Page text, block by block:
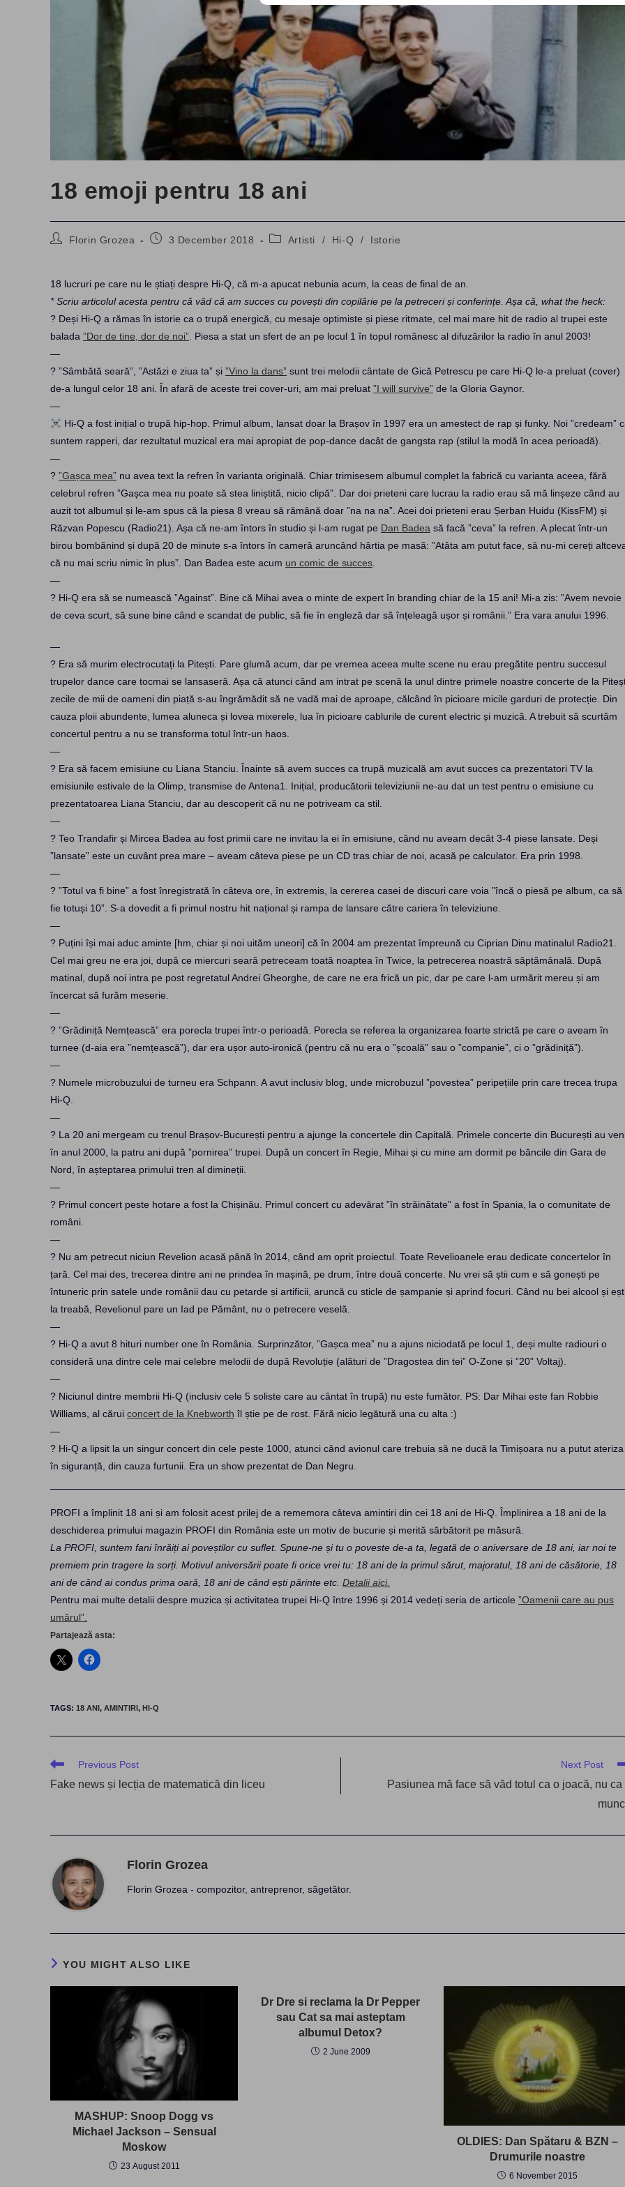
18 emoji pentru 18 ani
PostFlorin Grozea
Post3 December 2018
PostArtisti / Hi-Q / Istorie
18 lucruri pe care nu le știați despre Hi-Q, că m-a apucat nebunia acum, la ceas de final de an.
* Scriu articolul acesta pentru că văd că am succes cu povești din copilărie pe la petreceri și conferințe. Așa că, what the heck:
? Deși Hi-Q a rămas în istorie ca o trupă energică, cu mesaje optimiste și piese ritmate, cel mai mare hit de radio al trupei este
balada ”Dor de tine, dor de noi”. Piesa a stat un sfert de an pe locul 1 în topul românesc al difuzărilor la radio în anul 2003!
—
? ”Sâmbătă seară”, ”Astăzi e ziua ta” și ”Vino la dans” sunt trei melodii cântate de Gică Petrescu pe care Hi-Q le-a preluat (cover)
de-a lungul celor 18 ani. În afară de aceste trei cover-uri, am mai preluat ”I will survive” de la Gloria Gaynor.
—
Hi-Q a fost inițial o trupă hip-hop. Primul album, lansat doar la Brașov în 1997 era un amestect de rap și funky. Noi ”credeam”
suntem rapperi, dar rezultatul muzical era mai apropiat de pop-dance dacât de gangsta rap (stilul la modă în acea perioadă).
—
? ”Gașca mea” nu avea text la refren în varianta originală. Chiar trimisesem albumul complet la fabrică cu varianta aceea, fără
celebrul refren ”Gașca mea nu poate să stea liniștită, nicio clipă”. Dar doi prieteni care lucrau la radio erau să mă linșeze când au
auzit tot albumul și le-am spus că la piesa 8 vreau să rămână doar ”na na na”. Acei doi prieteni erau Șerban Huidu (KissFM) și
Răzvan Popescu (Radio21). Așa că ne-am întors în studio și l-am rugat pe Dan Badea să facă ”ceva” la refren. A plecat într-un
birou bombănind și după 20 de minute s-a întors în cameră aruncând hârtia pe masă: ”Atâta am putut face, să nu-mi cereți
că nu mai scriu nimic în plus”. Dan Badea este acum un comic de succes.
—
? Hi-Q era să se numească ”Against”. Bine că Mihai avea o minte de expert în branding chiar de la 15 ani! Mi-a zis: ”Avem nevoie
de ceva scurt, să sune bine când e scandat de public, să fie în engleză dar să înțeleagă ușor și românii.” Era vara anului 1996.
—
? Era să murim electrocutați la Pitești. Pare glumă acum, dar pe vremea aceea multe scene nu erau pregătite pentru succesul
trupelor dance care tocmai se lansaseră. Așa că atunci când am intrat pe scenă la unul dintre primele noastre concerte de la
zecile de mii de oameni din piață s-au îngrămădit să ne vadă mai de aproape, călcând în picioare micile garduri de protecție. Din
cauza ploii abundente, lumea aluneca și lovea mixerele, lua în picioare cablurile de curent electric și muzică. A trebuit să scurtăm
concertul pentru a nu se transforma totul într-un haos.
—
? Era să facem emisiune cu Liana Stanciu. Înainte să avem succes ca trupă muzicală am avut succes ca prezentatori TV la
emisiunile estivale de la Olimp, transmise de Antena1. Inițial, producătorii televiziunii ne-au dat un test pentru o emisiune cu
prezentatoarea Liana Stanciu, dar au descoperit că nu ne potriveam ca stil.
—
? Teo Trandafir și Mircea Badea au fost primii care ne invitau la ei în emisiune, când nu aveam decât 3-4 piese lansate. Deși
”lansate” este un cuvânt prea mare – aveam câteva piese pe un CD tras chiar de noi, acasă pe calculator. Era prin 1998.
—
? ”Totul va fi bine” a fost înregistrată în câteva ore, în extremis, la cererea casei de discuri care voia ”încă o piesă pe album, ca să
fie totuși 10”. S-a dovedit a fi primul nostru hit național și rampa de lansare către cariera în televiziune.
—
? Puțini își mai aduc aminte [hm, chiar și noi uităm uneori] că în 2004 am prezentat împreună cu Ciprian Dinu matinalul Radio21.
Cel mai greu ne era joi, după ce miercuri seară petreceam toată noaptea în Twice, la petrecerea noastră săptămânală. După
matinal, după noi intra pe post regretatul Andrei Gheorghe, de care ne era frică un pic, dar pe care l-am urmărit mereu și am
încercat să furăm meserie.
—
? ”Grădiniță Nemțească” era porecla trupei într-o perioadă. Porecla se referea la organizarea foarte strictă pe care o aveam în
turnee (d-aia era ”nemțească”), dar era ușor auto-ironică (pentru că nu era o ”școală” sau o ”companie”, ci o ”grădiniță”).
—
? Numele microbuzului de turneu era Schpann. A avut inclusiv blog, unde microbuzul ”povestea” peripețiile prin care trecea trupa
Hi-Q.
—
?️ La 20 ani mergeam cu trenul Brașov-București pentru a ajunge la concertele din Capitală. Primele concerte din București au
în anul 2000, la patru ani după ”pornirea” trupei. După un concert în Regie, Mihai și cu mine am dormit pe băncile din Gara de
Nord, în așteptarea primului tren al dimineții.
—
? Primul concert peste hotare a fost la Chișinău. Primul concert cu adevărat ”în străinătate” a fost în Spania, la o comunitate de
români.
—
? Nu am petrecut niciun Revelion acasă până în 2014, când am oprit proiectul. Toate Revelioanele erau dedicate concertelor în
țară. Cel mai des, trecerea dintre ani ne prindea în mașină, pe drum, între două concerte. Nu vrei să știi cum e să gonești pe
întuneric prin satele unde românii dau cu petarde și artificii, aruncă cu sticle de șampanie și aprind focuri. Când nu bei alcool și
la treabă, Revelionul pare un Iad pe Pământ, nu o petrecere veselă.
—
? Hi-Q a avut 8 hituri number one în România. Surprinzător, ”Gașca mea” nu a ajuns niciodată pe locul 1, deși multe radiouri o
consideră una dintre cele mai celebre melodii de după Revoluție (alături de ”Dragostea din tei” O-Zone și ”20” Voltaj).
—
? Niciunul dintre membrii Hi-Q (inclusiv cele 5 soliste care au cântat în trupă) nu este fumător. PS: Dar Mihai este fan Robbie
Williams, al cărui concert de la Knebworth îl știe pe de rost. Fără nicio legătură una cu alta :)
—
? Hi-Q a lipsit la un singur concert din cele peste 1000, atunci când avionul care trebuia să ne ducă la Timișoara nu a putut ateriza
în siguranță, din cauza furtunii. Era un show prezentat de Dan Negru.
PROFI a împlinit 18 ani și am folosit acest prilej de a rememora câteva amintiri din cei 18 ani de Hi-Q. Împlinirea a 18 ani de la
deschiderea primului magazin PROFI din România este un motiv de bucurie și merită sărbătorit pe măsură.
La PROFI, suntem fani înrăiți ai poveștilor cu suflet. Spune-ne și tu o poveste de-a ta, legată de o aniversare de 18 ani, iar noi te
premiem prin tragere la sorți. Motivul aniversării poate fi orice vrei tu: 18 ani de la primul sărut, majoratul, 18 ani de căsătorie, 18
ani de când ai condus prima oară, 18 ani de când ești părinte etc. Detalii aici.
Pentru mai multe detalii despre muzica și activitatea trupei Hi-Q între 1996 și 2014 vedeți seria de articole ”Oamenii care au pus
umărul”.
Partajează asta:
TAGS: 18 ANI , AMINTIRI , HI-Q
Read
articles
Previous Post
Fake news și lecția de matematică din liceu
Next Post
Pasiunea mă face să văd totul ca o joacă, nu ca
Florin Grozea
Florin Grozea - compozitor, antreprenor, săgetător.
YOU MIGHT ALSO LIKE
MASHUP: Snoop Dogg vs
Michael Jackson – Sensual
Moskow
23 August 2011
Dr Dre si reclama la Dr Pepper
sau Cat sa mai asteptam
albumul Detox?
2 June 2009
OLDIES: Dan Spătaru & BZN –
Drumurile noastre
6 November 2015